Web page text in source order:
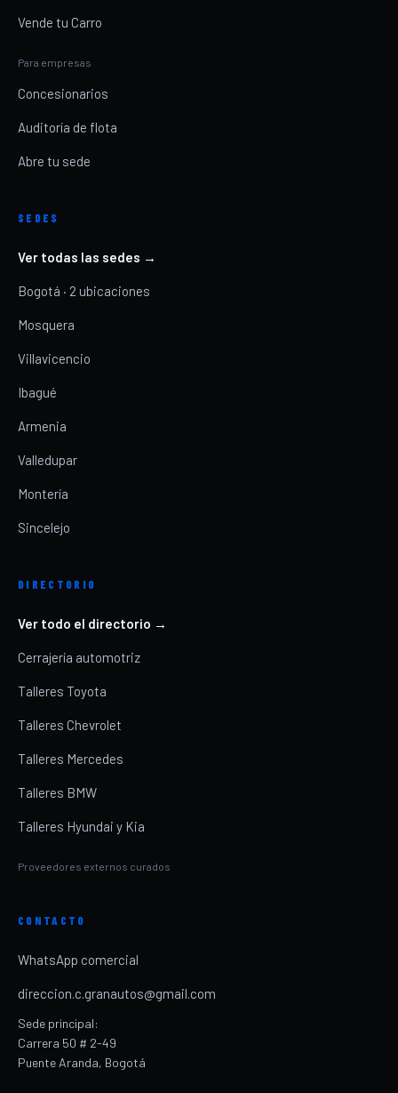
Vende tu Carro
Para empresas
Concesionarios
Auditoría de flota
Abre tu sede
SEDES
Ver todas las sedes →
Bogotá · 2 ubicaciones
Mosquera
Villavicencio
Ibagué
Armenia
Valledupar
Montería
Sincelejo
DIRECTORIO
Ver todo el directorio →
Cerrajería automotriz
Talleres Toyota
Talleres Chevrolet
Talleres Mercedes
Talleres BMW
Talleres Hyundai y Kia
Proveedores externos curados
CONTACTO
WhatsApp comercial
direccion.c.granautos@gmail.com
Sede principal:
Carrera 50 # 2-49
Puente Aranda, Bogotá